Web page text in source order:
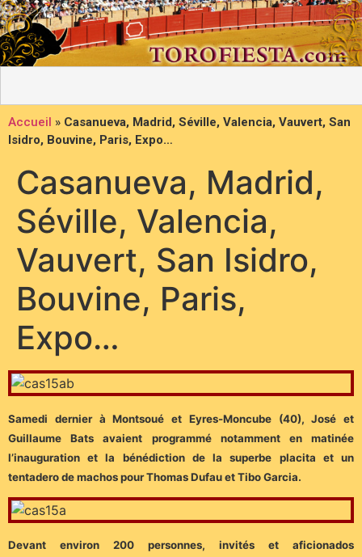
Accueil » Casanueva, Madrid, Séville, Valencia, Vauvert, San
Isidro, Bouvine, Paris, Expo…
Casanueva, Madrid,
Séville, Valencia,
Vauvert, San Isidro,
Bouvine, Paris,
Expo…
Samedi dernier à Montsoué et Eyres-Moncube (40), José et
Guillaume Bats avaient programmé notamment en matinée
l’inauguration et la bénédiction de la superbe placita et un
tentadero de machos pour Thomas Dufau et Tibo Garcia.
Devant environ 200 personnes, invités et aficionados